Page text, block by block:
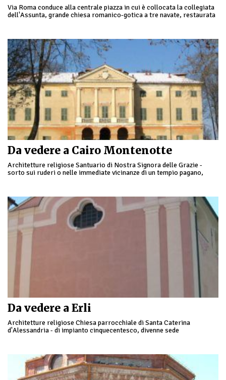
Via Roma conduce alla centrale piazza in cui è collocata la collegiata
dell'Assunta, grande chiesa romanico-gotica a tre navate, restaurata
Da vedere a Cairo Montenotte
Architetture religiose Santuario di Nostra Signora delle Grazie -
sorto sui ruderi o nelle immediate vicinanze di un tempio pagano,
Da vedere a Erli
Architetture religiose Chiesa parrocchiale di Santa Caterina
d'Alessandria - di impianto cinquecentesco, divenne sede